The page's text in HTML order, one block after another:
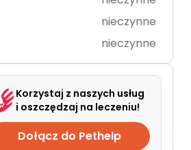
nieczynne
nieczynne
Korzystaj z naszych usług
i oszczędzaj na leczeniu!
Dołącz do Pethelp